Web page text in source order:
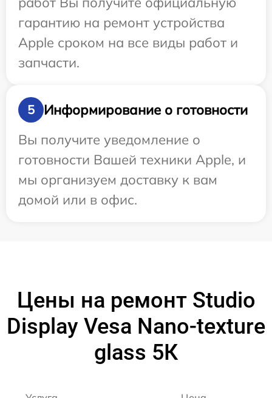
гарантию на ремонт устройства
Apple сроком на все виды работ и
запчасти.
5
Информирование о готовности
Вы получите уведомление о
готовности Вашей техники Apple, и
мы организуем доставку к вам
домой или в офис.
Цены на ремонт Studio
Display Vesa Nano-texture
glass 5К